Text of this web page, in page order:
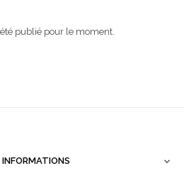
publié pour le moment.
INFORMATIONS 